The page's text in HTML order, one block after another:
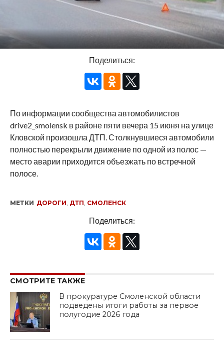
Поделиться:
По информации сообщества автомобилистов
drive2_smolensk в районе пяти вечера 15 июня на улице
Кловской произошла ДТП. Столкнувшиеся автомобили
полностью перекрыли движение по одной из полос —
место аварии приходится объезжать по встречной
полосе.
МЕТКИ ДОРОГИ, ДТП, СМОЛЕНСК
Поделиться:
СМОТРИТЕ ТАКЖЕ
В прокуратуре Смоленской области
подведены итоги работы за первое
полугодие 2026 года